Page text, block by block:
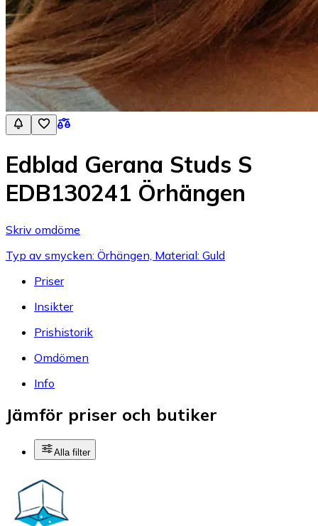
Edblad Gerana Studs S
EDB130241 Örhängen
Skriv omdöme
Typ av smycken: Örhängen, Material: Guld
Priser
Insikter
Prishistorik
Omdömen
Info
Jämför priser och butiker
Alla filter